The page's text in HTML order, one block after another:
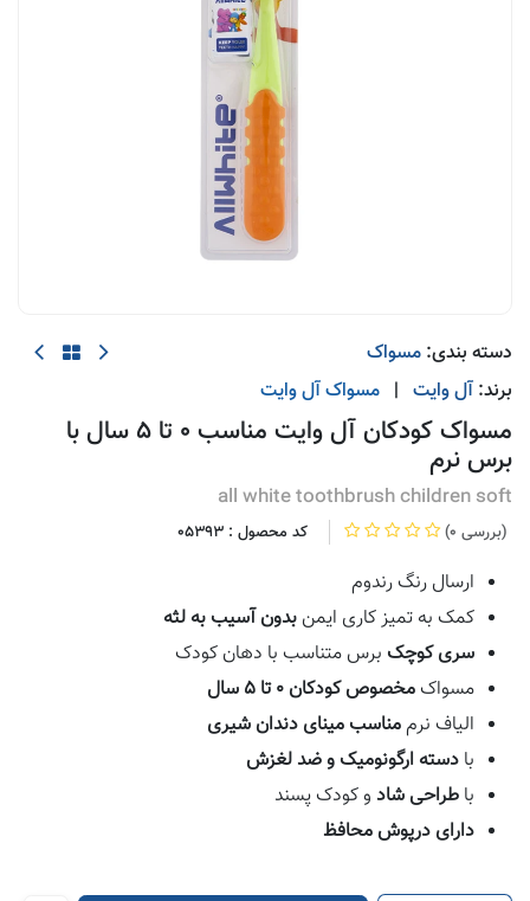
دسته بندی: مسواک
برند: آل وایت | مسواکآل وایت
مسواک کودکان آل وایت مناسب 0 تا 5 سال با
برس نرم
all white toothbrush children soft
(0 بررسی) کد محصول : 05393
ارسال رنگ رندوم
کمک به تمیز کاری ایمن بدون آسیب به لثه
سری کوچک برس متناسب با دهان کودک
مسواک مخصوص کودکان 0 تا 5 سال
الیاف نرم مناسب مینای دندان شیری
با دسته ارگونومیک و ضد لغزش
با طراحی شاد و کودک پسند
دارای درپوش محافظ